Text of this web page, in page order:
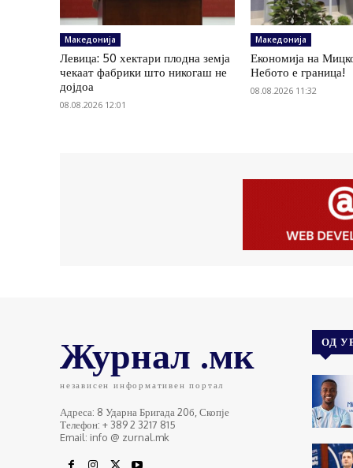
Македонија
Левица: 50 хектари плодна земја
чекаат фабрики што никогаш не
дојдоа
08.08.2026 12:01
Македонија
Економија на
Небото е граница!
08.08.2026 11:32
Журнал .мк
независен информативен портал
Адреса: 8 Ударна Бригада 20б, Скопје
Телефон: + 389 2 3217 815
Email: info @ zurnal.mk
ОД